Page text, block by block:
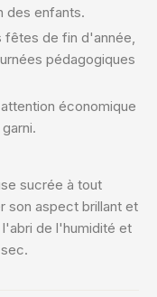
des enfants.
fêtes de fin d'année,
pédagogiques
économique
sucrée à tout
son aspect brillant et
de l'humidité et